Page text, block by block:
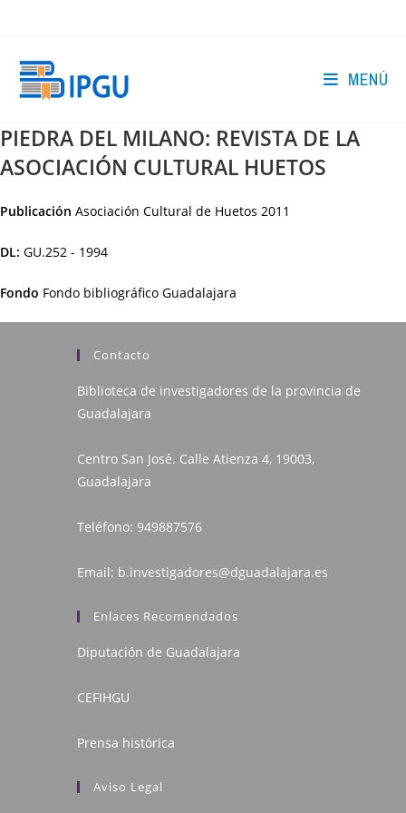
MENÚ
PIEDRA DEL MILANO: REVISTA DE LA
ASOCIACIÓN CULTURAL HUETOS
Publicación Asociación Cultural de Huetos 2011
DL: GU.252 - 1994
Fondo Fondo bibliográfico Guadalajara
Contacto
Biblioteca de investigadores de la provincia de
Guadalajara
Centro San José. Calle Atienza 4, 19003,
Guadalajara
Teléfono: 949887576
Email: b.investigadores@dguadalajara.es
Enlaces Recomendados
Diputación de Guadalajara
CEFIHGU
Prensa histórica
Aviso Legal